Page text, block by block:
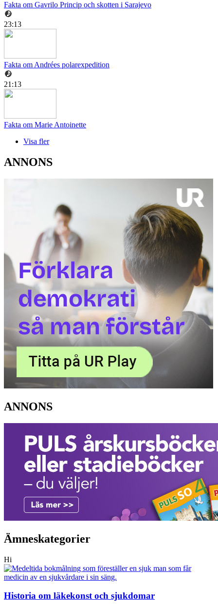
Fakta om Gavrilo Princip och skotten i Sarajevo
23:13
Fakta om Andrées polarexpedition
21:13
Fakta om Marie Antoinette
Visa fler
ANNONS
ANNONS
Ämneskategorier
Hi
Historia om läkekonst och sjukdomar